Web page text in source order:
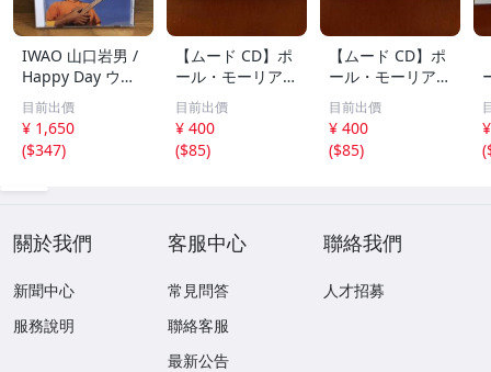
IWAO 山口岩男 /
Happy Day ウク
レレ・アルバム
傑作 廃盤CD 稀少
品 帯付 ケツメイ
シ / Ryoji / 馬場
目前出價
¥ 1,650
($347)
【ムード CD】ポ
ール・モーリア /
世界のロック・ポ
ップス・ヒット集
レット・イット・
ビー、ヘイ・ジュ
目前出價
¥ 400
($85)
【ムード CD】ポ
ール・モーリア /
フレンチ・ポップ
ス集 雪が降る、
シバの女王、愛の
休日、あなたのと
目前出價
¥ 400
($85)
(
關於我們
新聞中心
服務說明
客服中心
常見問答
聯絡客服
最新公告
聯絡我們
人才招募